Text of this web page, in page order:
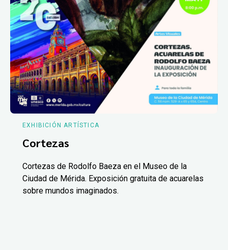
EXHIBICIÓN ARTÍSTICA
Cortezas
Cortezas de Rodolfo Baeza en el Museo de la
Ciudad de Mérida. Exposición gratuita de acuarelas
sobre mundos imaginados.